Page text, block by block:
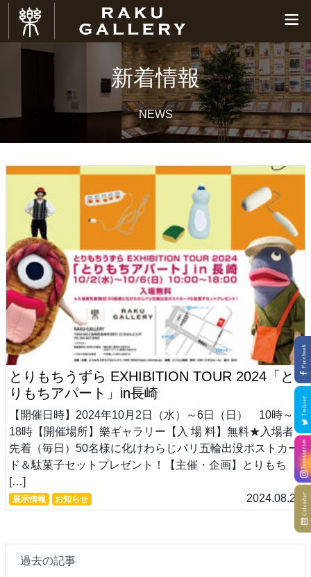
新着情報
NEWS
とりもちうずら EXHIBITION TOUR 2024「と
りもちアパート」in長崎
【開催日時】2024年10月2日（水）～6日（日） 10時～
18時【開催場所】樂ギャラリー【入 場 料】無料★入場者
先着（毎日）50名様に化けわらじパリ五輪出没ポストカー
ド＆駄菓子セットプレゼント！【主催・企画】とりもち
[…]
展示情報 お知らせ 2024.08.27
過去の記事